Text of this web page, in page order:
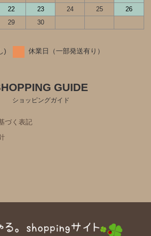
22 23 24 25
26
29 30
) 休業日（一部発送有り）
GUIDE
ショッピングガイド
づく表記